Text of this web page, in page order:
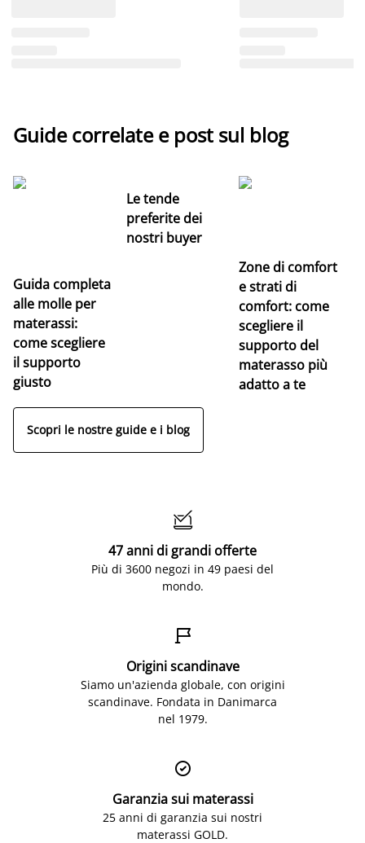
Guide correlate e post sul blog
Guida completa
alle molle per
materassi:
come scegliere
il supporto
giusto
Le tende
preferite dei
nostri buyer
Zone di comfort
e strati di
comfort: come
scegliere il
supporto del
materasso più
adatto a te
Scopri le nostre guide e i blog

47 anni di grandi offerte
Più di 3600 negozi in 49 paesi del
mondo.

Origini scandinave
Siamo un'azienda globale, con origini
scandinave. Fondata in Danimarca
nel 1979.

Garanzia sui materassi
25 anni di garanzia sui nostri
materassi GOLD.